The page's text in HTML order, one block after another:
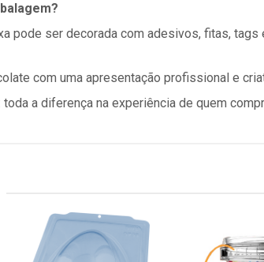
pode ser decorada com adesivos, fitas,
com uma apresentação profissional e
a diferença na experiência de quem